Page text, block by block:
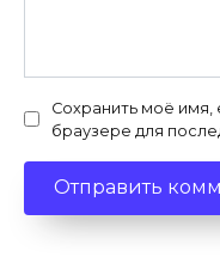
Сохранить моё имя,
браузере для